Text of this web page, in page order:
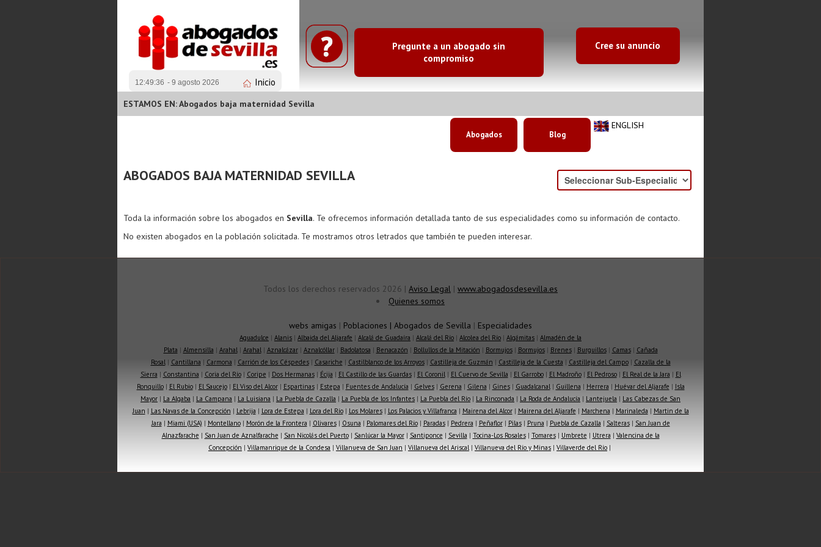
12:49:36 - 9 agosto 2026 Inicio
Pregunte a un abogado sin
compromiso
Cree su anuncio
ESTAMOS EN: Abogados baja maternidad Sevilla
ENGLISH
Abogados Blog
ABOGADOS BAJA MATERNIDAD SEVILLA
Toda la información sobre los abogados en Sevilla. Te ofrecemos información detallada tanto de sus especialidades como su información de contacto.
No existen abogados en la población solicitada. Te mostramos otros letrados que también te pueden interesar.
Todos los derechos reservados 2026 | Aviso Legal | www.abogadosdesevilla.es
Quienes somos
webs amigas | Poblaciones | Abogados de Sevilla | Especialidades
Aguadulce | Alanis | Albaida del Aljarafe | Alcalá de Guadaíra | Alcalá del Río | Alcolea del Río | Algámitas | Almadén de la
Plata | Almensilla | Arahal| Arahal| Aznalcázar| Aznalcóllar| Badolatosa | Benacazón | Bollullos de la Mitación | Bormujos| Bormujos| Brenes| Burguillos| Camas| Cañada
Rosal| Cantillana | Carmona | Carrión de los Céspedes| Casariche | Castilblanco de los Arroyos| Castilleja de Guzmán | Castilleja de la Cuesta | Castilleja del Campo| Cazalla de la
Sierra | Constantina | Coria del Río| Coripe | Dos Hermanas| Écija | El Castillo de las Guardas| El Coronil| El Cuervo de Sevilla | El Garrobo| El Madroño| El Pedroso| El Real de la Jara | El
Ronquillo| El Rubio| El Saucejo| El Viso del Alcor| Espartinas| Estepa | Fuentes de Andalucía | Gelves| Gerena | Gilena | Gines| Guadalcanal| Guillena | Herrera | Huévar del Aljarafe | Isla
Mayor | La Algaba | La Campana | La Luisiana | La Puebla de Cazalla | La Puebla de los Infantes | La Puebla del Río | La Rinconada | La Roda de Andalucía | Lantejuela | Las Cabezas de San
Juan | Las Navas de la Concepción | Lebrija | Lora de Estepa | Lora del Río| Los Molares| Los Palacios y Villafranca | Mairena del Alcor| Mairena del Aljarafe | Marchena | Marinaleda | Martin de la
Jara | Miami (USA) | Montellano| Morón de la Frontera | Olivares| Osuna | Palomares del Río| Paradas| Pedrera | Peñaflor| Pilas| Pruna | Puebla de Cazalla | Salteras| San Juan de
Alnazfarache | San Juan de Aznalfarache | San Nicolás del Puerto| Sanlúcar la Mayor| Santiponce | Sevilla | Tocina-Los Rosales| Tomares| Umbrete | Utrera | Valencina de la
Concepción | Villamanrique de la Condesa | Villanueva de San Juan | Villanueva del Ariscal| Villanueva del Río y Minas | Villaverde del Río |